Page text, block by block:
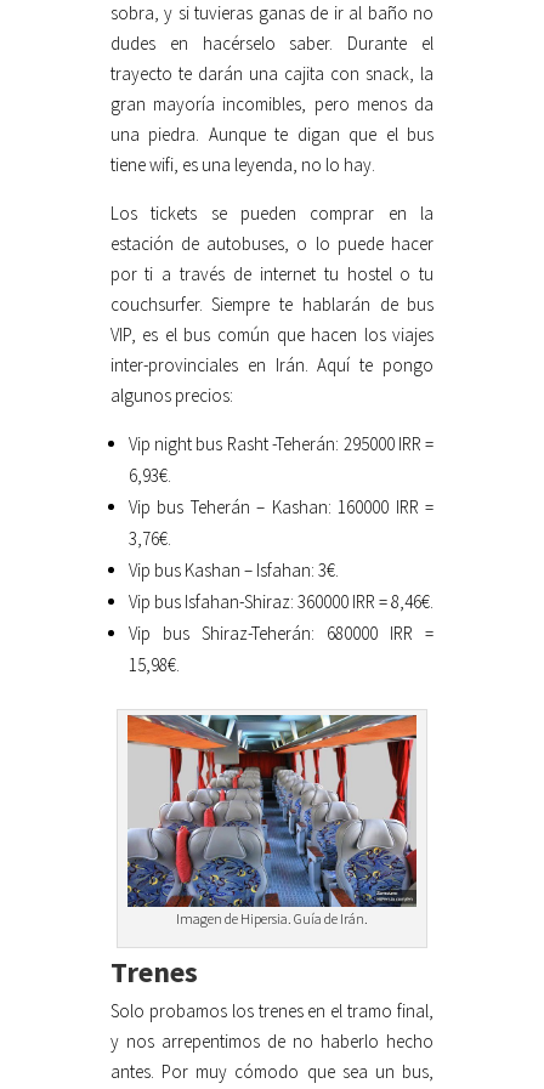
sobra, y si tuvieras ganas de ir al baño no
dudes en hacérselo saber. Durante el
trayecto te darán una cajita con snack, la
gran mayoría incomibles, pero menos da
una piedra. Aunque te digan que el bus
tiene wifi, es una leyenda, no lo hay.
Los tickets se pueden comprar en la
estación de autobuses, o lo puede hacer
por ti a través de internet tu hostel o tu
couchsurfer. Siempre te hablarán de bus
VIP, es el bus común que hacen los viajes
inter-provinciales en Irán. Aquí te pongo
algunos precios:
Vip night bus Rasht -Teherán: 295000 IRR =
6,93€.
Vip bus Teherán – Kashan: 160000 IRR =
3,76€.
Vip bus Kashan – Isfahan: 3€.
Vip bus Isfahan-Shiraz: 360000 IRR = 8,46€.
Vip bus Shiraz-Teherán: 680000 IRR =
15,98€.
Imagen de Hipersia. Guía de Irán.
Trenes
Solo probamos los trenes en el tramo final,
y nos arrepentimos de no haberlo hecho
antes. Por muy cómodo que sea un bus,